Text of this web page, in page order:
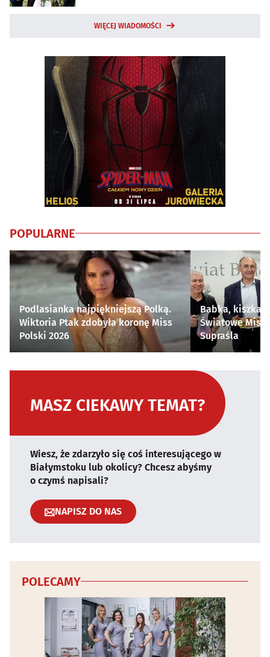
WIĘCEJ WIADOMOŚCI
POPULARNE
Podlasianka najpiękniejszą Polką.
Wiktoria Ptak zdobyła koronę Miss
Polski 2026
Babka, kiszka i
Światowe
Supraśla
MASZ CIEKAWY TEMAT?
Wiesz, że zdarzyło się coś interesującego w
Białymstoku lub okolicy? Chcesz abyśmy
o czymś napisali?
NAPISZ DO NAS
POLECAMY